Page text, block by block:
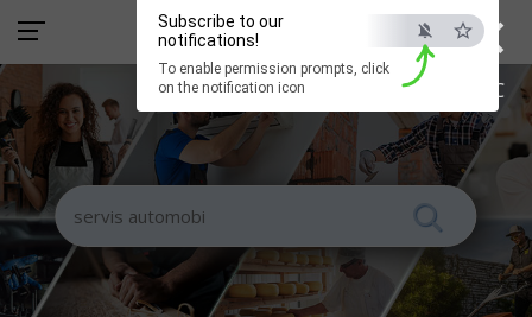
×
ESC
Subscribe to our
notifications!
To enable permission prompts, click
on the notification icon